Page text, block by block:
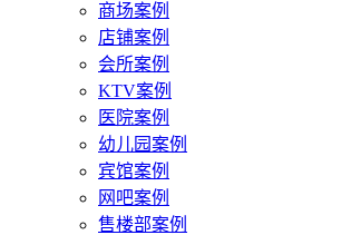
商场案例
店铺案例
会所案例
KTV案例
医院案例
幼儿园案例
宾馆案例
网吧案例
售楼部案例